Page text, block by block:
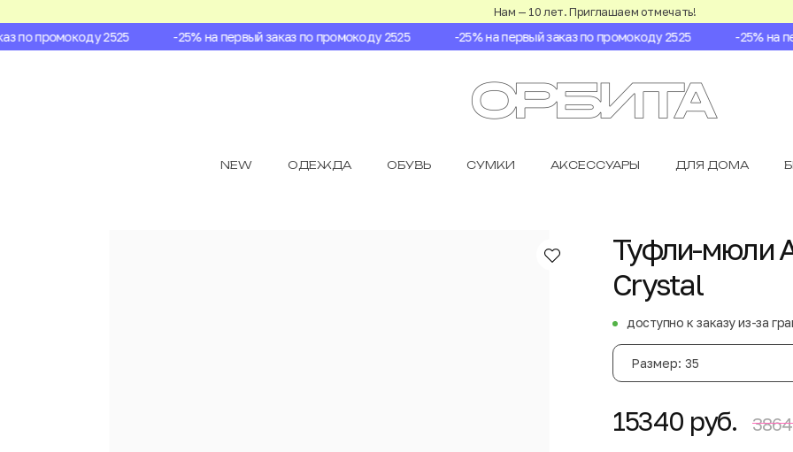
Нам — 10 лет. Приглашаем отмечать!
по промокоду 2525 -25% на первый заказ по промокоду 2525 -25% на первый заказ по промокоду 2525 -25% на
NEW ОДЕЖДА ОБУВЬ СУМКИ АКСЕССУАРЫ ДЛЯ ДОМА
Туфли-мюли
Crystal
доступно к заказу из-за
Размер: 35
15340 руб.